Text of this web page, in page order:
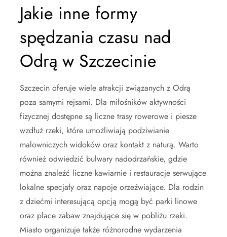
Jakie inne formy
spędzania czasu nad
Odrą w Szczecinie
Szczecin oferuje wiele atrakcji związanych z Odrą
poza samymi rejsami. Dla miłośników aktywności
fizycznej dostępne są liczne trasy rowerowe i piesze
wzdłuż rzeki, które umożliwiają podziwianie
malowniczych widoków oraz kontakt z naturą. Warto
również odwiedzić bulwary nadodrzańskie, gdzie
można znaleźć liczne kawiarnie i restauracje serwujące
lokalne specjały oraz napoje orzeźwiające. Dla rodzin
z dziećmi interesującą opcją mogą być parki linowe
oraz place zabaw znajdujące się w pobliżu rzeki.
Miasto organizuje także różnorodne wydarzenia